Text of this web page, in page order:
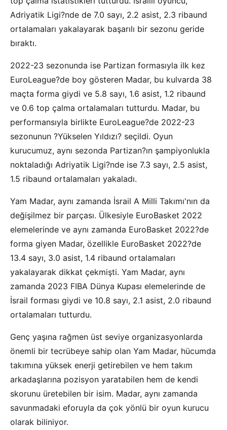
Adriyatik Ligi?nde de 7.0 sayı, 2.2 asist, 2.3 ribaund
ortalamaları yakalayarak başarılı bir sezonu geride
bıraktı.
2022-23 sezonunda ise Partizan formasıyla ilk kez
EuroLeague?de boy gösteren Madar, bu kulvarda 38
maçta forma giydi ve 5.8 sayı, 1.6 asist, 1.2 ribaund
ve 0.6 top çalma ortalamaları tutturdu. Madar, bu
performansıyla birlikte EuroLeague?de 2022-23
sezonunun ?Yükselen Yıldızı? seçildi. Oyun
kurucumuz, aynı sezonda Partizan?ın şampiyonlukla
noktaladığı Adriyatik Ligi?nde ise 7.3 sayı, 2.5 asist,
1.5 ribaund ortalamaları yakaladı.
Yam Madar, aynı zamanda İsrail A Milli Takımı'nın da
değişilmez bir parçası. Ülkesiyle EuroBasket 2022
elemelerinde ve aynı zamanda EuroBasket 2022?de
forma giyen Madar, özellikle EuroBasket 2022?de
13.4 sayı, 3.0 asist, 1.4 ribaund ortalamaları
yakalayarak dikkat çekmişti. Yam Madar, aynı
zamanda 2023 FIBA Dünya Kupası elemelerinde de
İsrail forması giydi ve 10.8 sayı, 2.1 asist, 2.0 ribaund
ortalamaları tutturdu.
Genç yaşına rağmen üst seviye organizasyonlarda
önemli bir tecrübeye sahip olan Yam Madar, hücumda
takımına yüksek enerji getirebilen ve hem takım
arkadaşlarına pozisyon yaratabilen hem de kendi
skorunu üretebilen bir isim. Madar, aynı zamanda
savunmadaki eforuyla da çok yönlü bir oyun kurucu
olarak biliniyor.